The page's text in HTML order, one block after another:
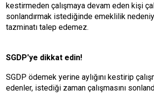
kestirmeden çalışmaya devam eden kişi
sonlandırmak istediğinde emeklilik
tazminatı talep edemez.
SGDP'ye dikkat edin!
SGDP ödemek yerine aylığını kestirip
edenler, istediği zaman çalışmasını